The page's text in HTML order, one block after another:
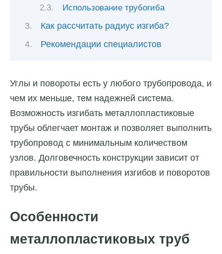
Использование трубогиба
Как рассчитать радиус изгиба?
Рекомендации специалистов
Углы и повороты есть у любого трубопровода, и
чем их меньше, тем надежней система.
Возможность изгибать металлопластиковые
трубы облегчает монтаж и позволяет выполнить
трубопровод с минимальным количеством
узлов. Долговечность конструкции зависит от
правильности выполнения изгибов и поворотов
трубы.
Особенности
металлопластиковых труб